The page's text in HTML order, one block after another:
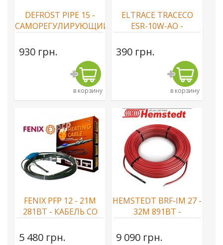
DEFROST PIPE 15 -
САМОРЕГУЛИРУЮЩИЙСЯ
КАБЕЛЬ
930 грн.
в корзину
ELTRACE TRACECO
ESR-10W-AO -
КАБЕЛЬ
390 грн.
в корзину
FENIX PFP 12 - 21М
281ВТ - КАБЕЛЬ СО
ТЕРМОСТАТОМ
5 480 грн.
HEMSTEDT BRF-IM 27 -
32М 891ВТ -
КАБЕЛЬ
9 090 грн.